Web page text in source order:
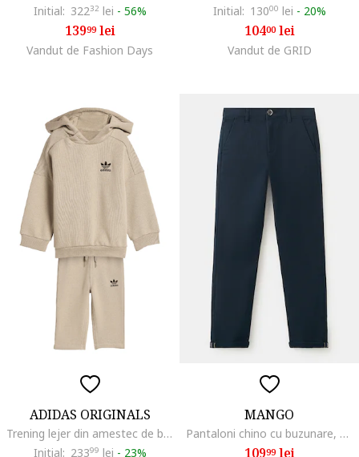
Initial: 32232 lei - 56%
13999lei
Vandut de Fashion Days
Initial: 13000 lei - 20%
10400lei
Vandut de GRID
ADIDAS ORIGINALS
Trening lejer din amestec de bumbac, Maro camel
Initial: 23399 lei - 23%
MANGO
Pantaloni chino cu buzunare, Albastru ultramarin
10999lei